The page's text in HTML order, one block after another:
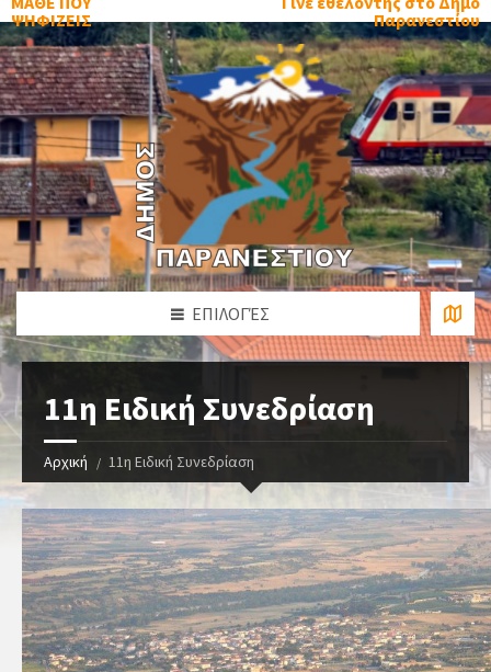
ΨΗΦΙΖΕΙΣ
Παρανεστίου
ΕΠΙΛΟΓΈΣ
11η Ειδική Συνεδρίαση
Αρχική 11η Ειδική Συνεδρίαση